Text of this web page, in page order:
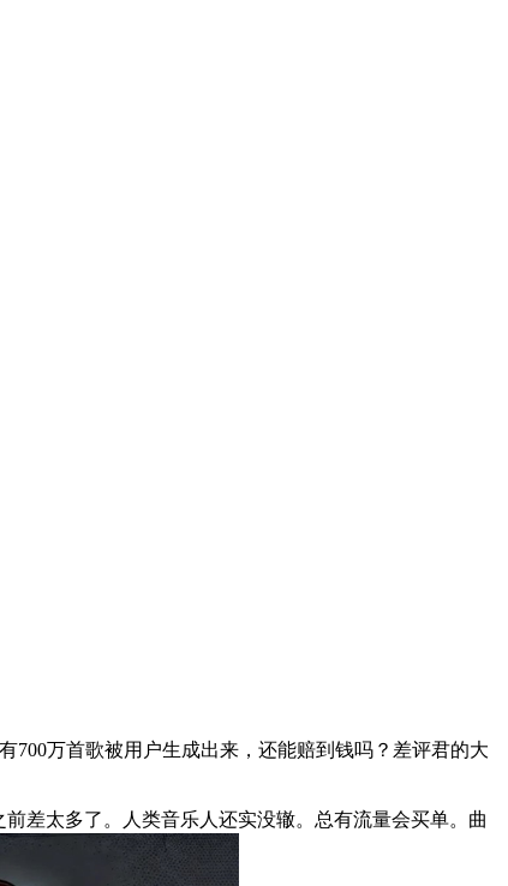
万首歌被用户生成出来，还能赔到钱吗？差评君的大
太多了。人类音乐人还实没辙。总有流量会买单。曲